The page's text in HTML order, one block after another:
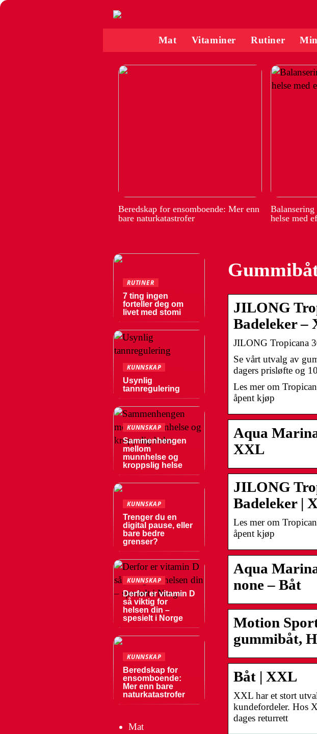
Mat Vitaminer Rutiner
Beredskap for ensomboende: Mer enn
bare naturkatastrofer
helse med
JILONG
Badeleker –
JILONG Tropicana
Se vårt utvalg av
dagers prisløfte og
Les mer om
åpent kjøp
Aqua
XXL
JILONG
Badeleker |
Les mer om
åpent kjøp
Aqua
none – Båt
Motion
gummibåt,
Båt | XXL
XXL har et stort
kundefordeler. Hos
dages returrett
RUTINER
7 ting ingen
forteller deg om
livet med stomi
KUNNSKAP
Usynlig
tannregulering
KUNNSKAP
Sammenhengen
mellom
munnhelse og
kroppslig helse
KUNNSKAP
Trenger du en
digital pause, eller
bare bedre
grenser?
KUNNSKAP
Derfor er vitamin D
så viktig for
helsen din –
spesielt i Norge
KUNNSKAP
Beredskap for
ensomboende:
Mer enn bare
naturkatastrofer
Mat